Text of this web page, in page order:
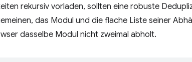
rekursiv vorladen, sollten eine robuste
das Modul und die flache Liste seiner
dasselbe Modul nicht zweimal abholt.